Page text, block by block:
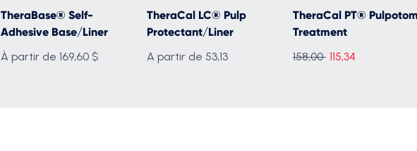
TheraBase® Self-
Adhesive Base/Liner
À partir de 169,60 $
TheraCal LC® Pulp
Protectant/Liner
A partir de 53,13
TheraCal PT®
Treatment
prix
158,00 115,34